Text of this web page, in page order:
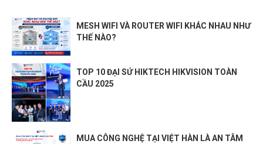
MESH WIFI VÀ ROUTER WIFI KHÁC NHAU NHƯ
THẾ NÀO?
TOP 10 ĐẠI SỨ HIKTECH HIKVISION TOÀN
CẦU 2025
MUA CÔNG NGHỆ TẠI VIỆT HÀN LÀ AN TÂM